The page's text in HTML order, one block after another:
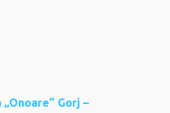
Gorj –